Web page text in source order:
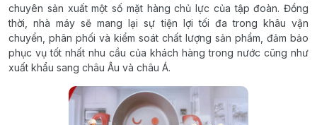
chuyên sản xuất một số mặt hàng chủ lực của tập đoàn. Đồng
thời, nhà máy sẽ mang lại sự tiện lợi tối đa trong khâu vận
chuyển, phân phối và kiểm soát chất lượng sản phẩm, đảm bảo
phục vụ tốt nhất nhu cầu của khách hàng trong nước cũng như
xuất khẩu sang châu Âu và châu Á.